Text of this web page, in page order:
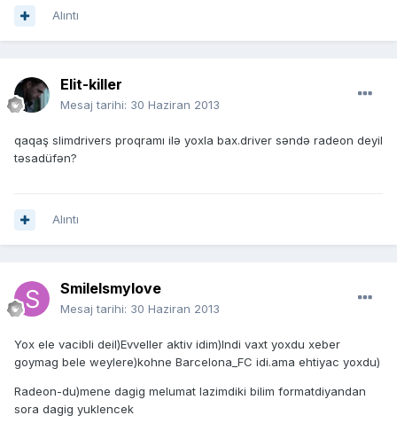
Alıntı
Elit-killer
Mesaj tarihi: 30 Haziran 2013
qaqaş slimdrivers proqramı ilə yoxla bax.driver səndə radeon deyil
təsadüfən?
Alıntı
SmileIsmylove
Mesaj tarihi: 30 Haziran 2013
Yox ele vacibli deil)Evveller aktiv idim)Indi vaxt yoxdu xeber
goymag bele weylere)kohne Barcelona_FC idi.ama ehtiyac yoxdu)
Radeon-du)mene dagig melumat lazimdiki bilim formatdiyandan
sora dagig yuklencek